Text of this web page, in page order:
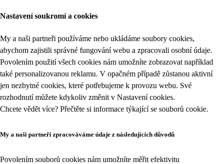
Nastavení soukromí a cookies
My a naši partneři používáme nebo ukládáme soubory cookies,
abychom zajistili správné fungování webu a zpracovali osobní údaje.
Povolením použití všech cookies nám umožníte zobrazovat například
také personalizovanou reklamu. V opačném případě zůstanou aktivní
jen nezbytné cookies, které potřebujeme k provozu webu. Své
rozhodnutí můžete kdykoliv změnit v Nastavení cookies.
Chcete vědět více? Přečtěte si informace týkající se souborů cookie.
My a naši partneři zpracováváme údaje z následujících důvodů
Povolením souborů cookies nám umožníte měřit efektivitu